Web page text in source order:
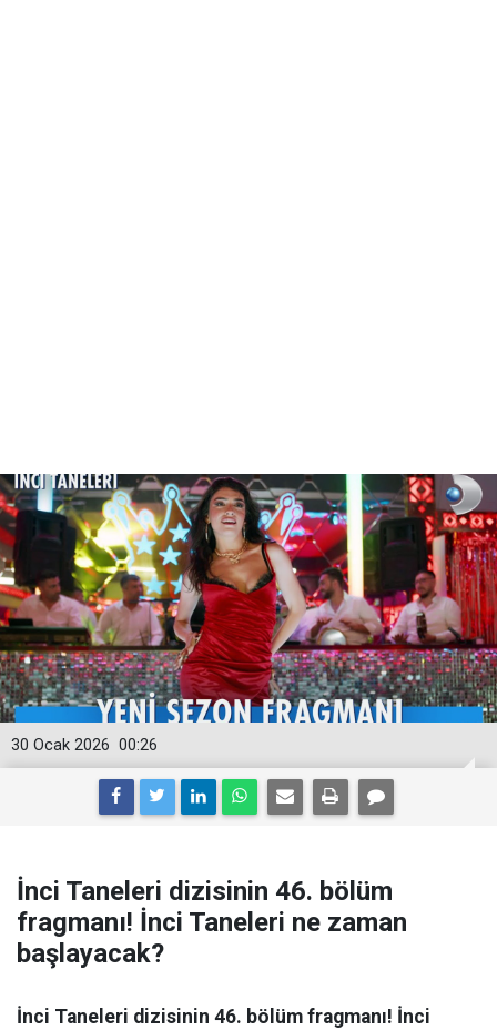
00:26
30 Ocak 2026
İnci Taneleri dizisinin 46. bölüm
fragmanı! İnci Taneleri ne zaman
başlayacak?
İnci Taneleri dizisinin 46. bölüm fragmanı! İnci